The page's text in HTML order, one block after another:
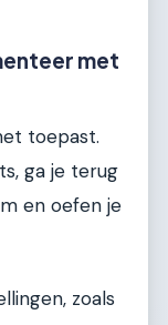
met
toepast.
ga je terug
en oefen je
zoals